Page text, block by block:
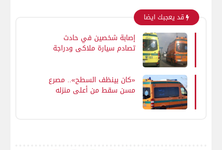
قد يعجبك ايضا
إصابة شخصين في حادث
تصادم سيارة ملاكي ودراجة
«كان بينظف السطح».. مصرع
مسن سقط من أعلى منزله